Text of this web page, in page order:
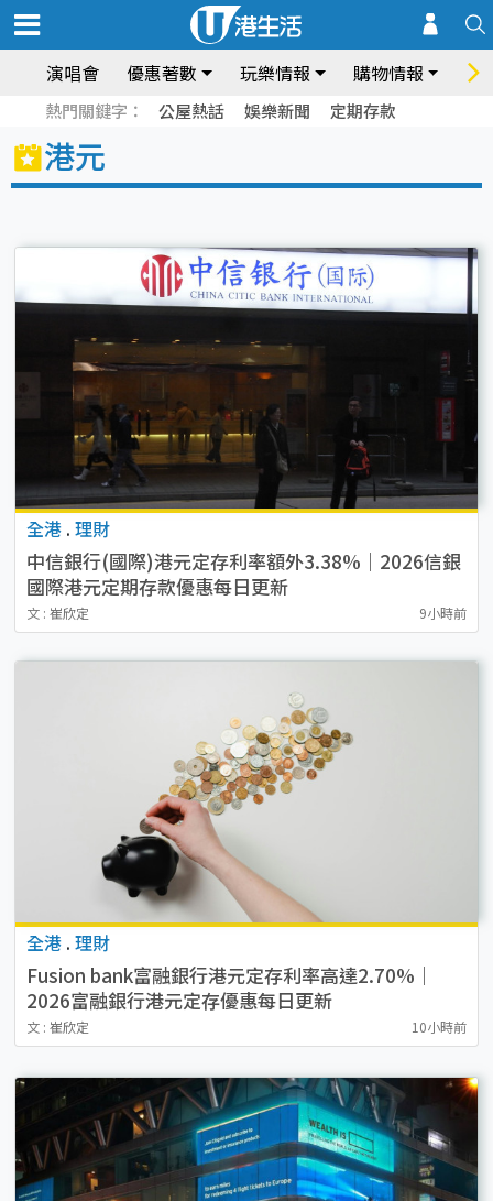
演唱會 優惠著數 玩樂情報 購物情報 飲
熱門關鍵字： 公屋熱話 娛樂新聞 定期存款
港元
全港 . 理財
中信銀行(國際)港元定存利率額外3.38%｜2026信銀
國際港元定期存款優惠每日更新
文 : 崔欣定 9小時前
全港 . 理財
Fusion bank富融銀行港元定存利率高達2.70%｜
2026富融銀行港元定存優惠每日更新
文 : 崔欣定 10小時前